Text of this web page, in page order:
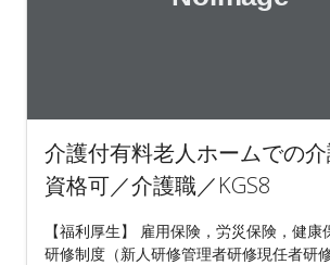
介護付有料老人ホームでの
資格可／介護職／KGS8
【福利厚生】 雇用保険，労災保険，健康
研修制度（新人研修管理者研修現任者研